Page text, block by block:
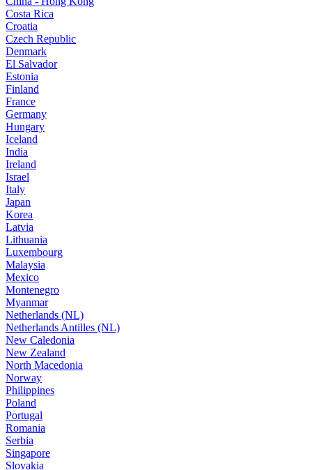
Costa Rica
Croatia
Czech Republic
Denmark
El Salvador
Estonia
Finland
France
Germany
Hungary
Iceland
India
Ireland
Israel
Italy
Japan
Korea
Latvia
Lithuania
Luxembourg
Malaysia
Mexico
Montenegro
Myanmar
Netherlands (NL)
Netherlands Antilles (NL)
New Caledonia
New Zealand
North Macedonia
Norway
Philippines
Poland
Portugal
Romania
Serbia
Singapore
Slovakia